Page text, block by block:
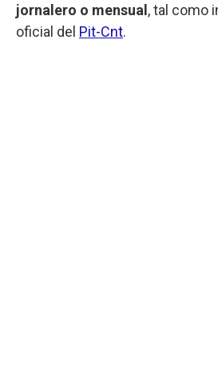
jornalero o mensual , tal como
oficial del Pit-Cnt.